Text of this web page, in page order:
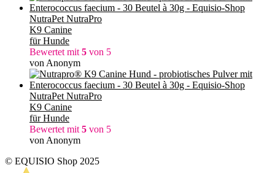
NutraPet NutraPro
K9 Canine
für Hunde
Bewertet mit 5 von 5
von Anonym
NutraPet NutraPro
K9 Canine
für Hunde
Bewertet mit 5 von 5
von Anonym
© EQUISIO Shop 2025